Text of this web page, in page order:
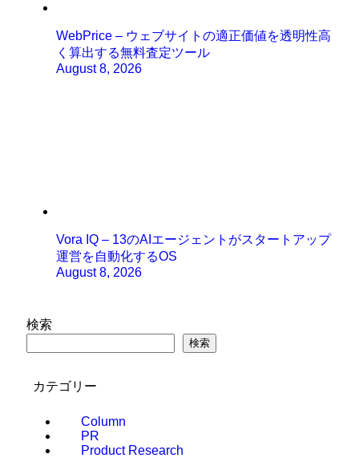
WebPrice – ウェブサイトの適正価値を透明性高
く算出する無料査定ツール
August 8, 2026
Vora IQ – 13のAIエージェントがスタートアップ
運営を自動化するOS
August 8, 2026
検索
検索
カテゴリー
Column
PR
Product Research